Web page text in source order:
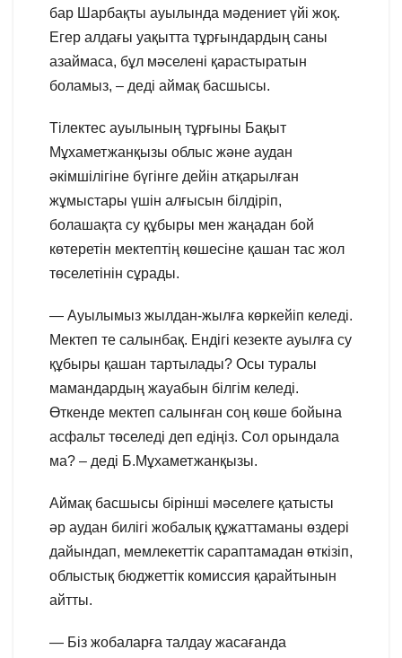
бар Шарбақты ауылында мәдениет үйі жоқ.
Егер алдағы уақытта тұрғындардың саны
азаймаса, бұл мәселені қарастыратын
боламыз, – деді аймақ басшысы.
Тілектес ауылының тұрғыны Бақыт
Мұхаметжанқызы облыс және аудан
әкімшілігіне бүгінге дейін атқарылған
жұмыстары үшін алғысын білдіріп,
болашақта су құбыры мен жаңадан бой
көтеретін мектептің көшесіне қашан тас жол
төселетінін сұрады.
— Ауылымыз жылдан-жылға көркейіп келеді.
Мектеп те салынбақ. Ендігі кезекте ауылға су
құбыры қашан тартылады? Осы туралы
мамандардың жауабын білгім келеді.
Өткенде мектеп салынған соң көше бойына
асфальт төселеді деп едіңіз. Сол орындала
ма? – деді Б.Мұхаметжанқызы.
Аймақ басшысы бірінші мәселеге қатысты
әр аудан билігі жобалық құжаттаманы өздері
дайындап, мемлекеттік сараптамадан өткізіп,
облыстық бюджеттік комиссия қарайтынын
айтты.
— Біз жобаларға талдау жасағанда